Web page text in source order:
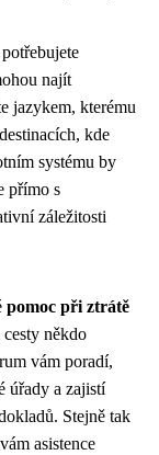
najít
jazykem, kterému
kde
systému by
přímo s
záležitosti
pomoc při ztrátě
někdo
vám poradí,
úřady a zajistí
Stejně tak
asistence